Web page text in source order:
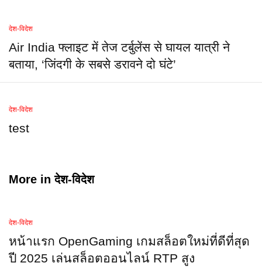
देश-विदेश
Air India फ्लाइट में तेज टर्बुलेंस से घायल यात्री ने
बताया, ‘जिंदगी के सबसे डरावने दो घंटे’
देश-विदेश
test
More inदेश-विदेश
देश-विदेश
หน้าแรก OpenGaming เกมสล็อตใหม่ที่ดีที่สุด
ปี 2025 เล่นสล็อตออนไลน์ RTP สูง